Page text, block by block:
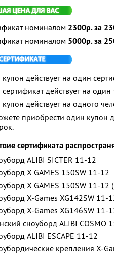
номиналом 2300р. за
номиналом 5000р. за
действует на один
действует на один
действует на одного
приобрести один купон
сертификата
ALIBI SICTER 11-12
X GAMES 150SW 11-12
X GAMES 150SW 11-12
X-Games XG142SW 11-
X-Games XG146SW 11-
сноуборд ALIBI COSMO
ALIBI ESCAPE 11-12
крепления X-